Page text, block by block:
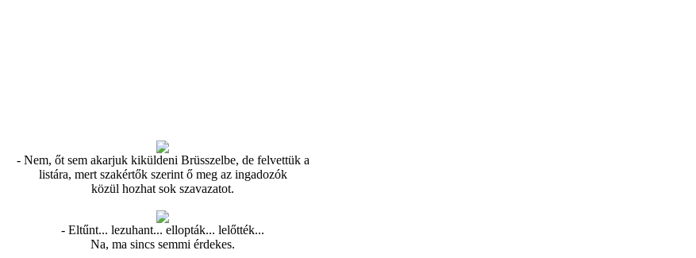
- Nem, őt sem akarjuk kiküldeni Brüsszelbe, de felvettük a
listára, mert szakértők szerint ő meg az ingadozók
közül hozhat sok szavazatot.
- Eltűnt... lezuhant... ellopták... lelőtték...
Na, ma sincs semmi érdekes.